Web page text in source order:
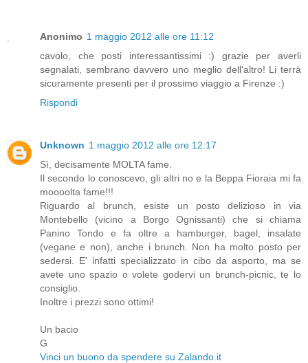
Anonimo 1 maggio 2012 alle ore 11:12
cavolo, che posti interessantissimi :) grazie per averli
segnalati, sembrano davvero uno meglio dell'altro! Li terrà
sicuramente presenti per il prossimo viaggio a Firenze :)
Rispondi
Unknown 1 maggio 2012 alle ore 12:17
Sì, decisamente MOLTA fame.
Il secondo lo conoscevo, gli altri no e la Beppa Fioraia mi fa
moooolta fame!!!
Riguardo al brunch, esiste un posto delizioso in via
Montebello (vicino a Borgo Ognissanti) che si chiama
Panino Tondo e fa oltre a hamburger, bagel, insalate
(vegane e non), anche i brunch. Non ha molto posto per
sedersi. E' infatti specializzato in cibo da asporto, ma se
avete uno spazio o volete godervi un brunch-picnic, te lo
consiglio.
Inoltre i prezzi sono ottimi!
Un bacio
G
Vinci un buono da spendere su Zalando.it